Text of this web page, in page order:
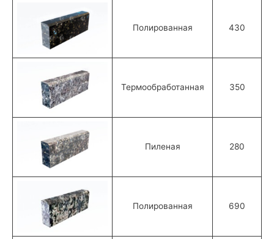
Полированная 430
Термообработанная 350
Пиленая 280
Полированная 690